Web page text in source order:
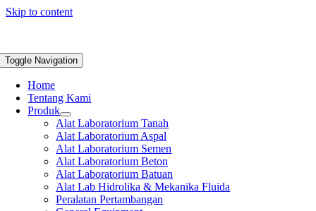
Skip to content
Toggle Navigation
Home
Tentang Kami
Produk
Alat Laboratorium Tanah
Alat Laboratorium Aspal
Alat Laboratorium Semen
Alat Laboratorium Beton
Alat Laboratorium Batuan
Alat Lab Hidrolika & Mekanika Fluida
Peralatan Pertambangan